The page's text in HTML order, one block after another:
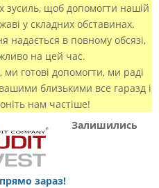
зусиль, щоб допомогти нашій
у складних обставинах.
надається в повному обсязі,
на цей час.
готові допомогти, ми раді
близькими все гаразд і
нам частіше!
Залишились
зараз!